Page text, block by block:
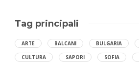
Tag principali
ARTE BALCANI BULGARIA
CULTURA
SAPORI SOFIA